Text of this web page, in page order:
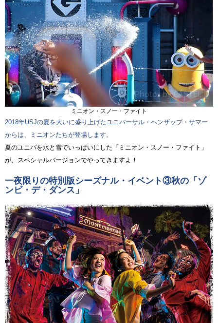
ミニオン・スノー・ファイト
2018年USJの夏を大いに盛り上げたユニバーサル・ヘンザップ・サマー
からは、ミニオンたちが登場します。
夏のユニバを水と雪でいっぱいにした「ミニオン・スノー・ファイト」
が、スペシャルバージョンでやってきますよ！
一夜限りの特別版シーズナル・イベント③秋の「ゾ
ンビ・デ・ダンス」